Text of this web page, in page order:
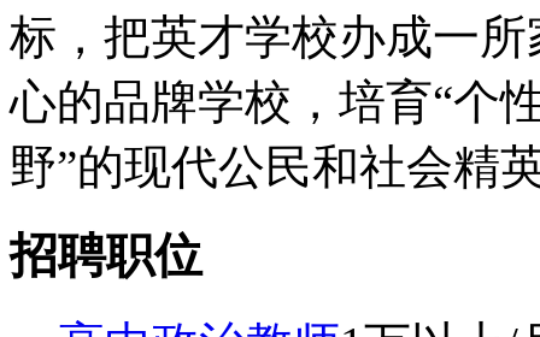
标，把英才学校办成一
心的品牌学校，培育“个
野”的现代公民和社会精
招聘职位